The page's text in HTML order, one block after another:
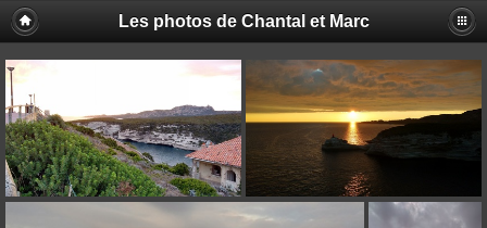
Les photos de Chantal et Marc